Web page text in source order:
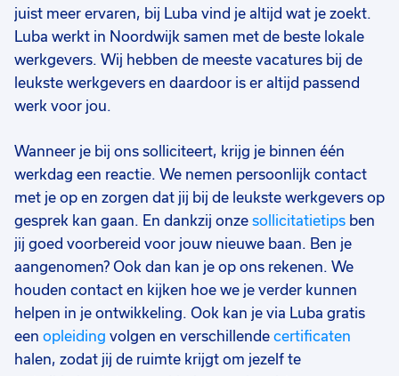
Contact
juist meer ervaren, bij Luba vind je altijd wat je zoekt.
Luba werkt in Noordwijk samen met de beste lokale
werkgevers. Wij hebben de meeste vacatures bij de
leukste werkgevers en daardoor is er altijd passend
werk voor jou.
Wanneer je bij ons solliciteert, krijg je binnen één
werkdag een reactie. We nemen persoonlijk contact
met je op en zorgen dat jij bij de leukste werkgevers op
gesprek kan gaan. En dankzij onze sollicitatietips ben
jij goed voorbereid voor jouw nieuwe baan. Ben je
aangenomen? Ook dan kan je op ons rekenen. We
houden contact en kijken hoe we je verder kunnen
helpen in je ontwikkeling. Ook kan je via Luba gratis
een opleiding volgen en verschillende certificaten
halen, zodat jij de ruimte krijgt om jezelf te
Uitzicht op vast 7
Vast 2
37 - 40+ uur 6
25 - 32 uur 2
17 - 24 uur 2
33 - 36 uur 1
0 - 8 uur 1